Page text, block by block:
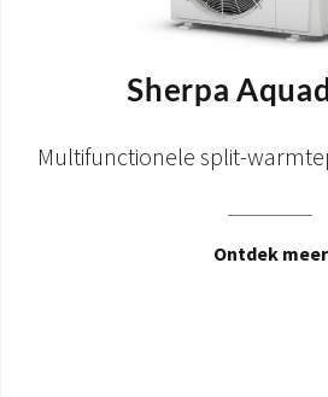
Sherpa
Multifunctionele split-
Ontdek meer